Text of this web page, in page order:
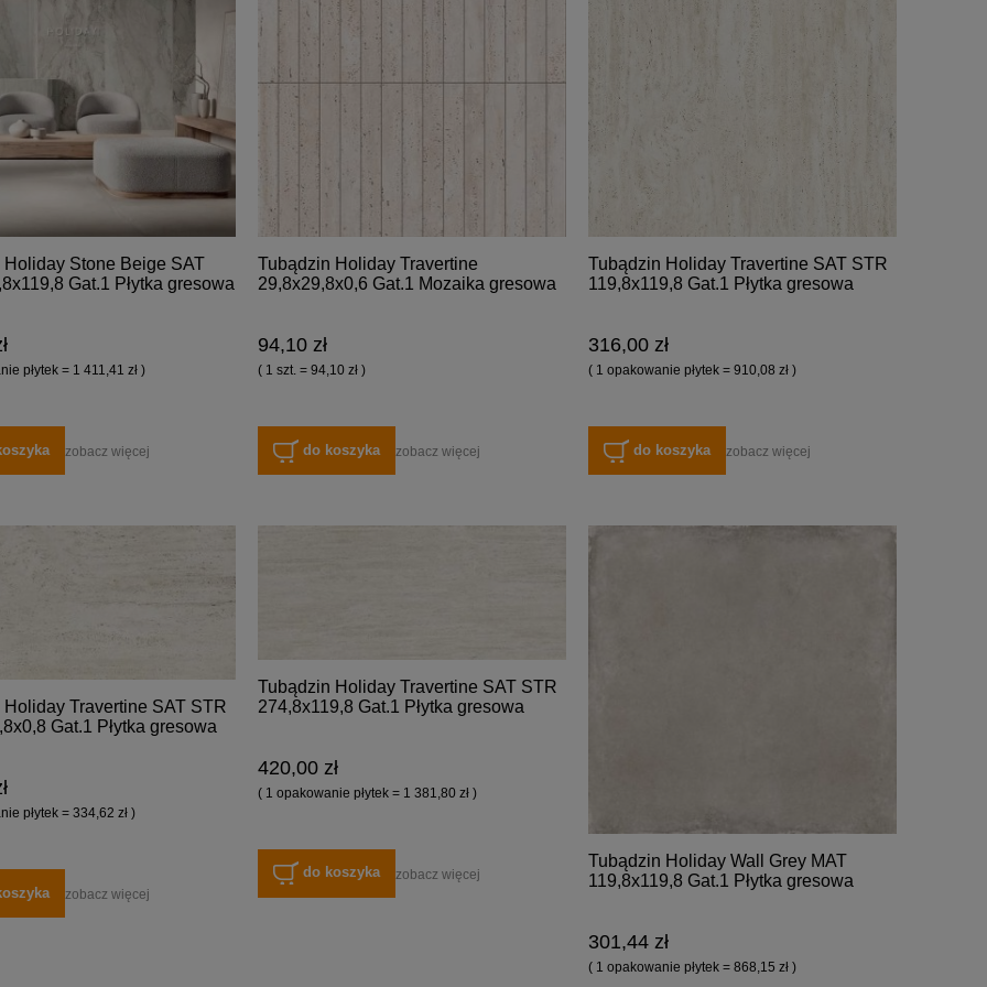
Holiday Stone Beige SAT
Gat.1 Płytka gresowa
płytek = 1 411,41 zł )
zobacz więcej
Tubądzin Holiday Travertine
29,8x29,8x0,6 Gat.1 Mozaika gresowa
94,10 zł
( 1 szt. = 94,10 zł )
do koszyka zobacz więcej
Tubądzin Holiday Travertine SAT STR
119,8x119,8 Gat.1 Płytka gresowa
316,00 zł
( 1 opakowanie płytek = 910,08 zł )
do koszyka zobacz więcej
Travertine SAT STR
Gat.1 Płytka gresowa
płytek = 334,62 zł )
zobacz więcej
Tubądzin Holiday Travertine SAT STR
274,8x119,8 Gat.1 Płytka gresowa
420,00 zł
( 1 opakowanie płytek = 1 381,80 zł )
do koszyka zobacz więcej
Tubądzin Holiday Wall Grey MAT
119,8x119,8 Gat.1 Płytka gresowa
301,44 zł
( 1 opakowanie płytek = 868,15 zł )